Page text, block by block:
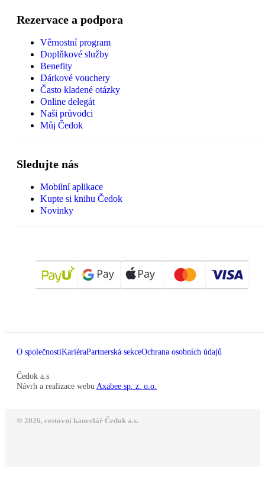
Rezervace a podpora
Věrnostní program
Doplňkové služby
Benefity
Dárkové vouchery
Často kladené otázky
Online delegát
Naši průvodci
Můj Čedok
Sledujte nás
Mobilní aplikace
Kupte si knihu Čedok
Novinky
O společnostiKariéraPartnerská sekceOchrana osobních údajů
Čedok a.s
Návrh a realizace webu Axabee sp. z. o.o.
© 2026, cestovní kancelář Čedok a.s.